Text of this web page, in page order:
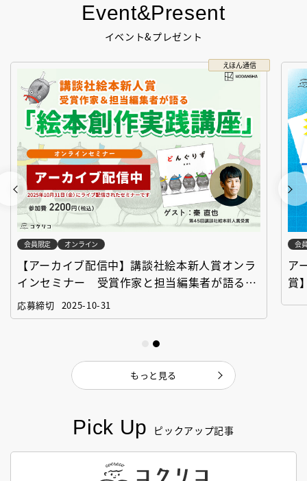
Pick Up ピックアップ記事
Event&Present
イベント&プレゼント
えほん通信
会員限定 オンライン
【アーカイブ配信中】講談社絵本新人賞オンラ
インセミナー 受賞作家と担当編集者が語る
「絵本創作実践講座」
応募締切 2025-10-31
会
ア
賞
もっと見る